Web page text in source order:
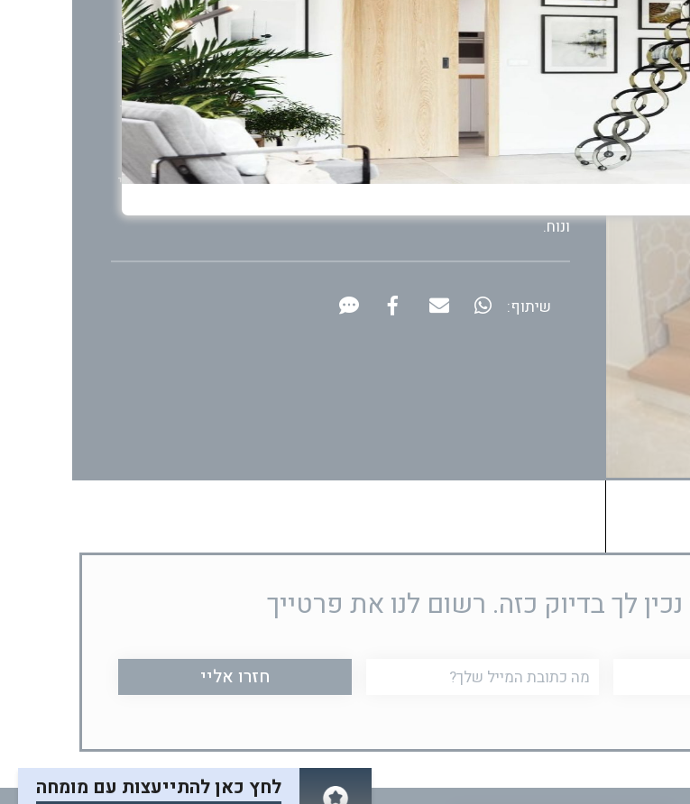
המדרגות עצמן מחוברות זו לזו על בסיס קורות ברזל מצופות גבס, ומצופות
בציפוי עץ המקנה להן אווירה ביתית נעימה.
גרם המדרגות הינו חשוף בחלקו התחתון ומאפשר שימוש וגישה אל האזור
לאורכו עובר מעקה בטיחות בצורת מוטות אנכיים המחוברים זה לזה על ידי
ונוח.
שיתוף:
לך בדיוק כזה. רשום לנו את פרטייך
דוא"ל
לחץ כאן להתייעצות עם מומחה